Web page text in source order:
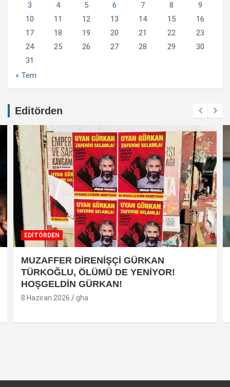
3
4 5 6 7 8
9
10
11 12 13 14 15
16
17
18 19 20 21 22
23
24
25 26 27 28 29
30
31
« Tem
Editörden
EDİTÖRDEN
MUZAFFER DİRENİŞÇİ GÜRKAN
TÜRKOĞLU, ÖLÜMÜ DE YENİYOR!
HOŞGELDİN GÜRKAN!
8 Haziran 2026 gha